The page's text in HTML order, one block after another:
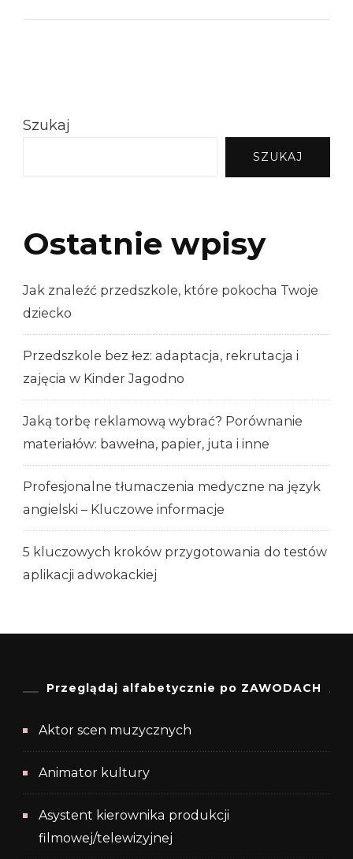
Szukaj
SZUKAJ
Ostatnie wpisy
Jak znaleźć przedszkole, które pokocha Twoje
dziecko
Przedszkole bez łez: adaptacja, rekrutacja i
zajęcia w Kinder Jagodno
Jaką torbę reklamową wybrać? Porównanie
materiałów: bawełna, papier, juta i inne
Profesjonalne tłumaczenia medyczne na język
angielski – Kluczowe informacje
5 kluczowych kroków przygotowania do testów
aplikacji adwokackiej
Przeglądaj alfabetycznie po ZAWODACH
Aktor scen muzycznych
Animator kultury
Asystent kierownika produkcji
filmowej/telewizyjnej